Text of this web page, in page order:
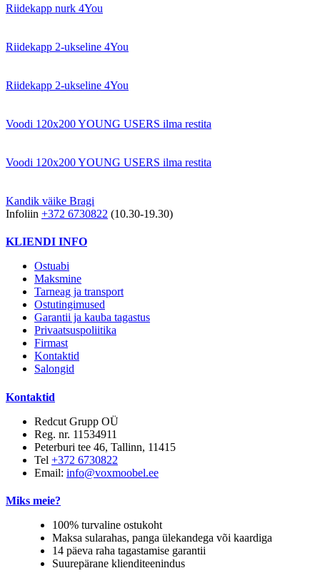
Riidekapp nurk 4You
Riidekapp 2-ukseline 4You
Riidekapp 2-ukseline 4You
Voodi 120x200 YOUNG USERS ilma restita
Voodi 120x200 YOUNG USERS ilma restita
Kandik väike Bragi
Infoliin +372 6730822 (10.30-19.30)
KLIENDI INFO
Ostuabi
Maksmine
Tarneag ja transport
Ostutingimused
Garantii ja kauba tagastus
Privaatsuspoliitika
Firmast
Kontaktid
Salongid
Kontaktid
Redcut Grupp OÜ
Reg. nr. 11534911
Peterburi tee 46, Tallinn, 11415
Tel +372 6730822
Email: info@voxmoobel.ee
Miks meie?
100% turvaline ostukoht
Maksa sularahas, panga ülekandega või kaardiga
14 päeva raha tagastamise garantii
Suurepärane klienditeenindus